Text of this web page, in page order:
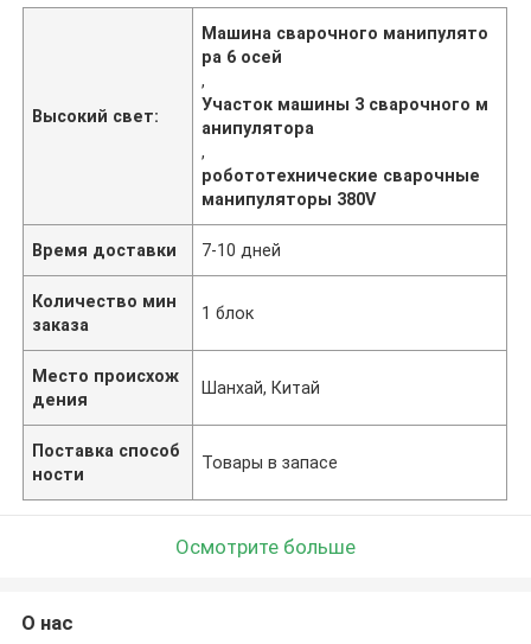
Высокий свет:
Машина сварочного манипулято
ра 6 осей
,
Участок машины 3 сварочного м
анипулятора
,
робототехнические сварочные
манипуляторы 380V
Время доставки 7-10 дней
Количество мин
заказа
1 блок
Место происхож
дения
Шанхай, Китай
Поставка способ
ности
Товары в запасе
Осмотрите больше
О нас